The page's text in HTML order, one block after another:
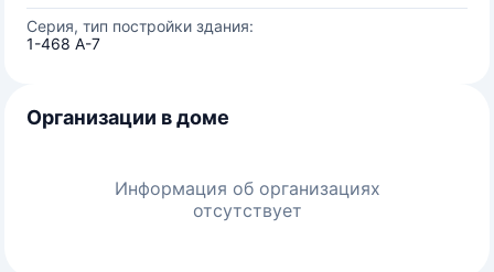
Серия, тип постройки здания:
1-468 А-7
Организации в доме
Информация об организациях
отсутствует